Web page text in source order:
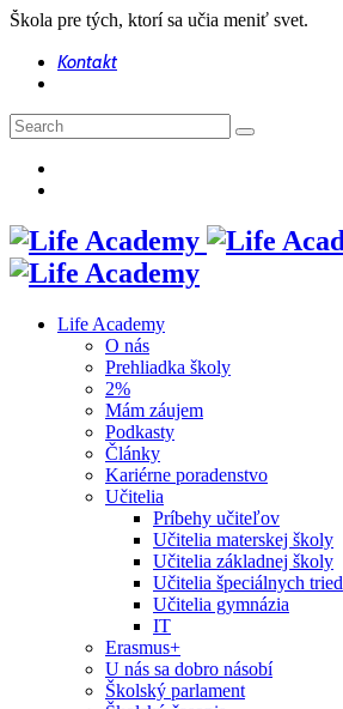
Škola pre tých, ktorí sa učia meniť svet.
Kontakt
Life Academy
O nás
Prehliadka školy
2%
Mám záujem
Podkasty
Články
Kariérne poradenstvo
Učitelia
Príbehy učiteľov
Učitelia materskej školy
Učitelia základnej školy
Učitelia špeciálnych tried
Učitelia gymnázia
IT
Erasmus+
U nás sa dobro násobí
Školský parlament